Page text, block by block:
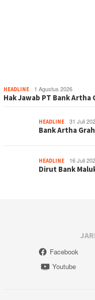
HEADLINE 1 Agustus 2026
Hak Jawab PT Bank
HEADLINE 31 Juli
Bank Artha
HEADLINE 16 Juli
Dirut Bank
Facebook
Youtube